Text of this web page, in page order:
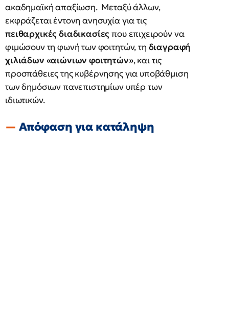
ακαδημαϊκή απαξίωση. Μεταξύ άλλων,
εκφράζεται έντονη ανησυχία για τις
πειθαρχικές διαδικασίεςπου επιχειρούν να
φιμώσουν τη φωνή των φοιτητών, τη διαγραφή
χιλιάδων «αιώνιων φοιτητών», και τις
προσπάθειες της κυβέρνησης για υποβάθμιση
των δημόσιων πανεπιστημίων υπέρ των
ιδιωτικών.
Απόφαση για κατάληψη